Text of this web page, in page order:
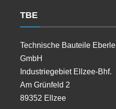
TBE
Technische Bauteile Eberle
GmbH
Industriegebiet Ellzee-Bhf.
Am Grünfeld 2
89352 Ellzee